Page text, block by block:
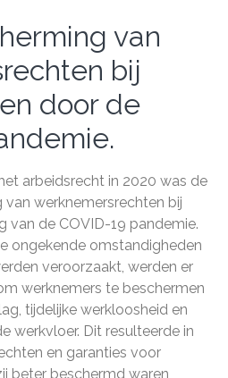
van
bij
door de
arbeidsrecht in 2020 was de
werknemersrechten bij
van de COVID-19 pandemie.
ongekende omstandigheden
veroorzaakt, werden er
werknemers te beschermen
tijdelijke werkloosheid en
werkvloer. Dit resulteerde in
en garanties voor
beter beschermd waren